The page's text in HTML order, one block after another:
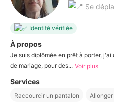
Se
Identité vérifiée
À propos
Je suis diplômée en prêt à porter,
de mariage, pour des... Voir plus
Services
Raccourcir un pantalon Allonger